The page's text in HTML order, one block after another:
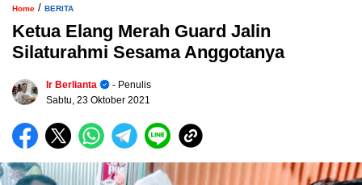
Home / BERITA
Ketua Elang Merah Guard Jalin
Silaturahmi Sesama Anggotanya
Ir Berlianta
- Penulis
Sabtu, 23 Oktober 2021